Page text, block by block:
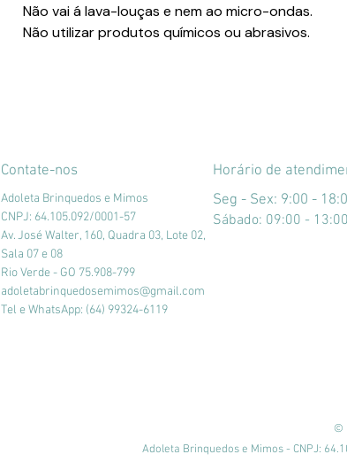
Não vai á lava-louças e nem ao micro-ondas.
Não utilizar produtos químicos ou abrasivos.
Contate-nos
Adoleta Brinquedos e Mimos
CNPJ: 64.105.092/0001-57
Av. José Walter, 160, Quadra 03, Lote 02,
Sala 07 e 08
Rio Verde - GO 75.908-799
adoletabrinquedosemimos@gmail.com
Tel e WhatsApp: (64) 99324-6119
Horário de
Seg - Sex: 9:00 -
​​Sábado: 09:00 - 13:00
©
Adoleta Brinquedos e Mimos - CNPJ: